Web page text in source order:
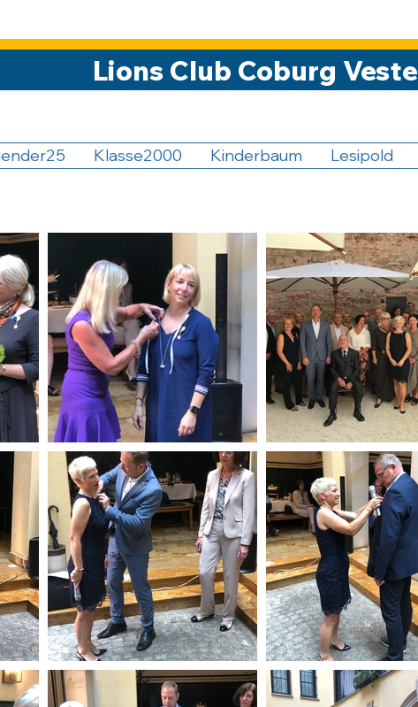
Lions Club Coburg Veste
Klasse2000 Kinderbaum Lesipold